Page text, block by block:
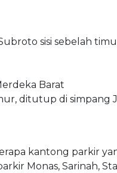
sisi sebelah
Barat
ditutup di simpang
kantong parkir
Monas, Sarinah,